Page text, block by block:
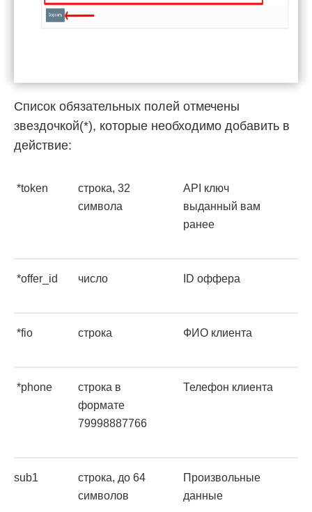
Список обязательных полей отмечены
звездочкой(*), которые необходимо добавить в
действие:
*token
строка, 32
символа
API ключ
выданный вам
ранее
*offer_id число ID оффера
*fio строка ФИО клиента
*phone
строка в
формате
79998887766
Телефон клиента
sub1
строка, до 64
символов
Произвольные
данные